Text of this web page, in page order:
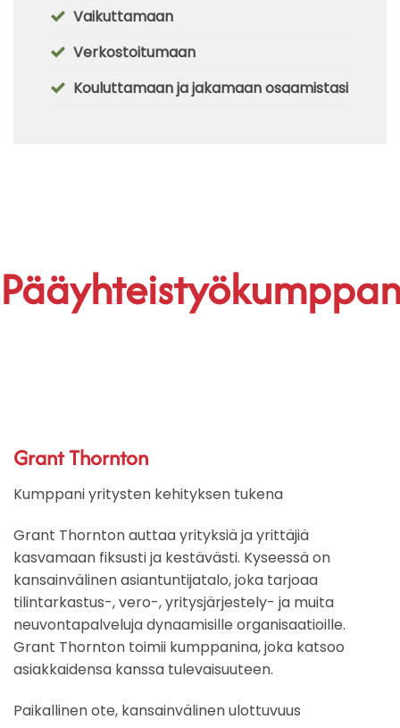
Vaikuttamaan
Verkostoitumaan
Kouluttamaan ja jakamaan osaamistasi
Grant Thornton
Kumppani yritysten kehityksen tukena​
Grant Thornton auttaa yrityksiä ja yrittäjiä
kasvamaan fiksusti ja kestävästi. Kyseessä on
kansainvälinen asiantuntijatalo, joka tarjoaa
tilintarkastus-, vero-, yritysjärjestely- ja muita
neuvontapalveluja dynaamisille organisaatioille.
Grant Thornton toimii kumppanina, joka katsoo
asiakkaidensa kanssa tulevaisuuteen.​
Paikallinen ote, kansainvälinen ulottuvuus​